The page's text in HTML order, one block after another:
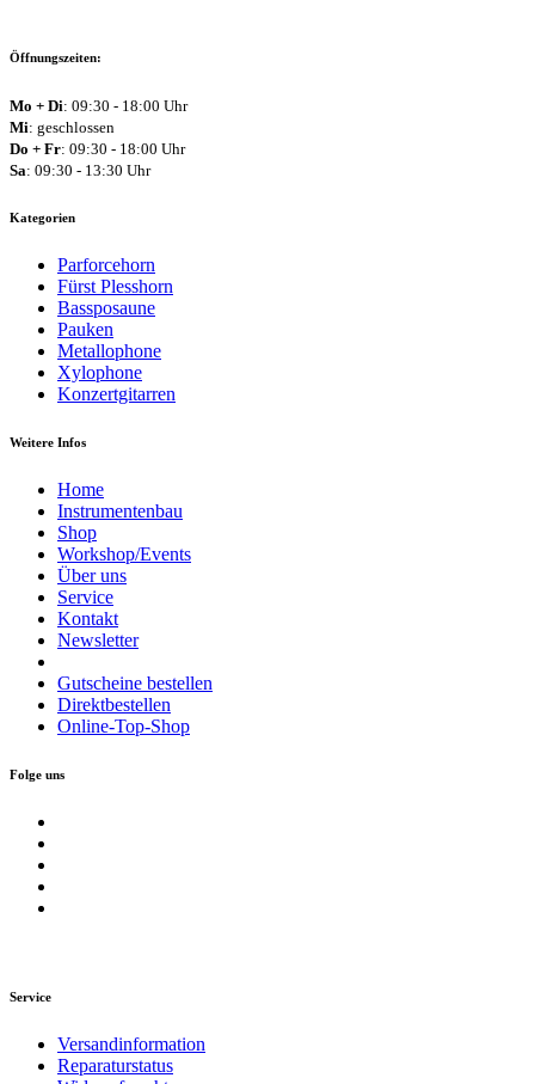
Öffnungszeiten:
Mo + Di: 09:30 - 18:00 Uhr
Mi: geschlossen
Do + Fr: 09:30 - 18:00 Uhr
Sa: 09:30 - 13:30 Uhr
Kategorien
Parforcehorn
Fürst Plesshorn
Bassposaune
Pauken
Metallophone
Xylophone
Konzertgitarren
Weitere Infos
Home
Instrumentenbau
Shop
Workshop/Events
Über uns
Service
Kontakt
Newsletter
Gutscheine bestellen
Direktbestellen
Online-Top-Shop
Folge uns
Service
Versandinformation
Reparaturstatus